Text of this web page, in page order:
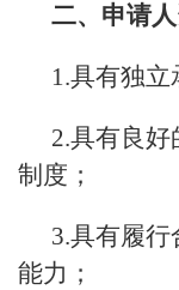
二、申请
1.具有独立
2.具有良
制度；
3.具有履
能力；